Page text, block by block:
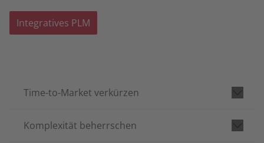
Integratives PLM
Time-to-Market verkürzen
Komplexität beherrschen